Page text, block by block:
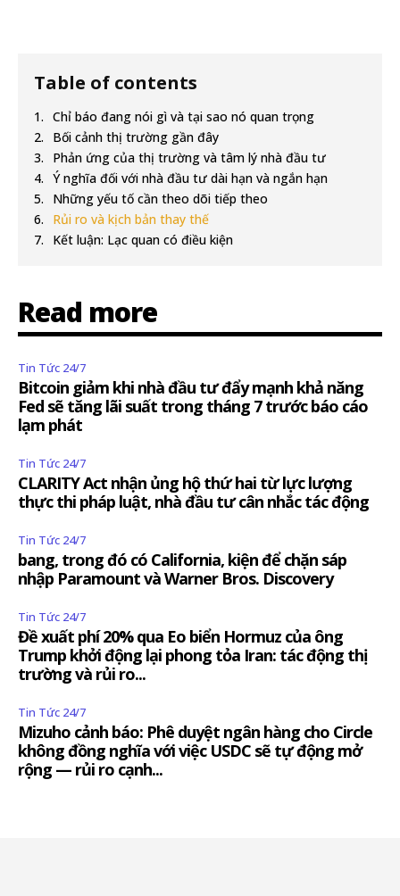
Table of contents
Chỉ báo đang nói gì và tại sao nó quan trọng
Bối cảnh thị trường gần đây
Phản ứng của thị trường và tâm lý nhà đầu tư
Ý nghĩa đối với nhà đầu tư dài hạn và ngắn hạn
Những yếu tố cần theo dõi tiếp theo
Rủi ro và kịch bản thay thế
Kết luận: Lạc quan có điều kiện
Read more
Tin Tức 24/7
Bitcoin giảm khi nhà đầu tư đẩy mạnh khả năng
Fed sẽ tăng lãi suất trong tháng 7 trước báo cáo
lạm phát
Tin Tức 24/7
CLARITY Act nhận ủng hộ thứ hai từ lực lượng
thực thi pháp luật, nhà đầu tư cân nhắc tác động
Tin Tức 24/7
bang, trong đó có California, kiện để chặn sáp
nhập Paramount và Warner Bros. Discovery
Tin Tức 24/7
Đề xuất phí 20% qua Eo biển Hormuz của ông
Trump khởi động lại phong tỏa Iran: tác động thị
trường và rủi ro...
Tin Tức 24/7
Mizuho cảnh báo: Phê duyệt ngân hàng cho Circle
không đồng nghĩa với việc USDC sẽ tự động mở
rộng — rủi ro cạnh...